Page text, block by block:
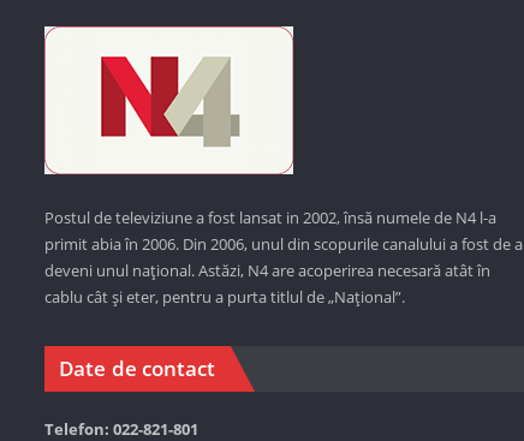
Postul de televiziune a fost lansat in 2002, însă numele de N4 l-a
primit abia în 2006. Din 2006, unul din scopurile canalului a fost de a
deveni unul național. Astăzi, N4 are acoperirea necesară atât în
cablu cât și eter, pentru a purta titlul de „Național”.
Date de contact
Telefon: 022-821-801